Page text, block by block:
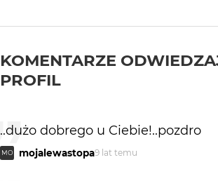
KOMENTARZE
PROFIL
..dużo dobrego u Ciebie!..pozdro
MO mojalewastopa9 lat temu